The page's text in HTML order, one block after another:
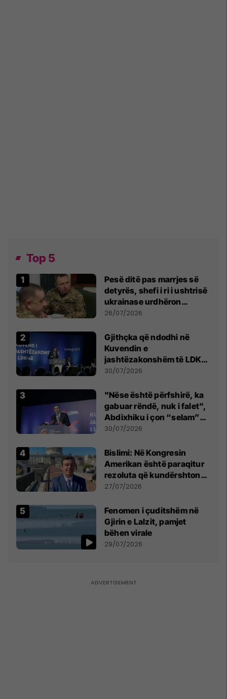
Top 5
Pesë ditë pas marrjes së
detyrës, shefi i ri i ushtrisë
ukrainase urdhëron
kontroll të madh
26/07/2026
Gjithçka që ndodhi në
Kuvendin e
jashtëzakonshëm të LDK-
së
30/07/2026
"Nëse është përfshirë, ka
gabuar rëndë, nuk i falet",
Abdixhiku i çon “selam”
Përparim Ramës
30/07/2026
Bislimi: Në Kongresin
Amerikan është paraqitur
rezoluta që kundërshton
mbajtjen e Asamblesë
në Beograd
27/07/2026
Fenomen i çuditshëm në
Gjirin e Lalzit, pamjet
bëhen virale
29/07/2026